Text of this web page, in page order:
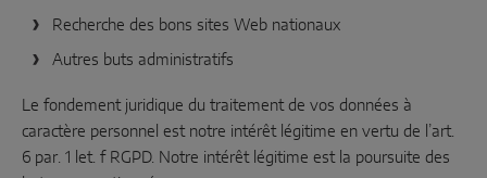
Recherche des bons sites Web nationaux
Autres buts administratifs
Le fondement juridique du traitement de vos données à
caractère personnel est notre intérêt légitime en vertu de l’art.
6 par. 1 let. f RGPD. Notre intérêt légitime est la poursuite des